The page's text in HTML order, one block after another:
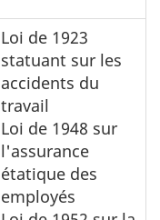
Loi de 1923
statuant sur les
accidents du
travail
Loi de 1948 sur
l'assurance
étatique des
employés